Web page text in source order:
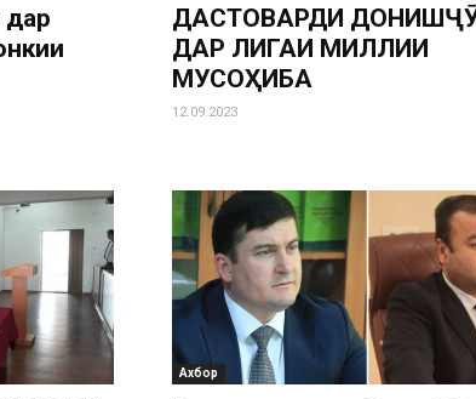
дар
ДАСТОВАРДИ
ДАР ЛИГАИ МИЛЛИИ
МУСОҲИБА
12.09.2023
Ахбор